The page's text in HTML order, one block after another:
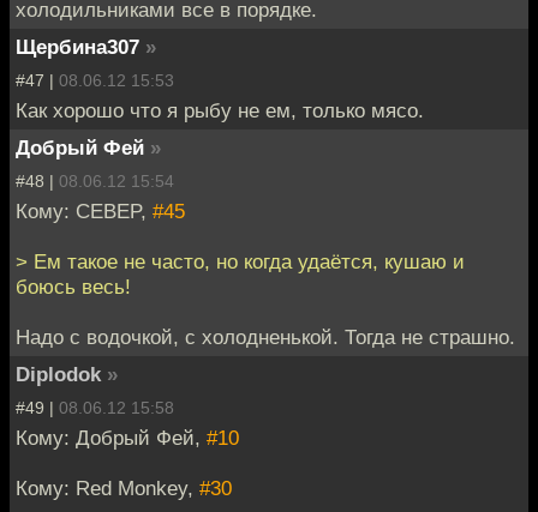
холодильниками все в порядке.
Щербина307 »
#47 | 08.06.12 15:53
Как хорошо что я рыбу не ем, только мясо.
Добрый Фей »
#48 | 08.06.12 15:54
Кому: CEBEP, #45
> Ем такое не часто, но когда удаётся, кушаю и
боюсь весь!
Надо с водочкой, с холодненькой. Тогда не страшно.
Diplodok »
#49 | 08.06.12 15:58
Кому: Добрый Фей, #10
Кому: Red Monkey, #30